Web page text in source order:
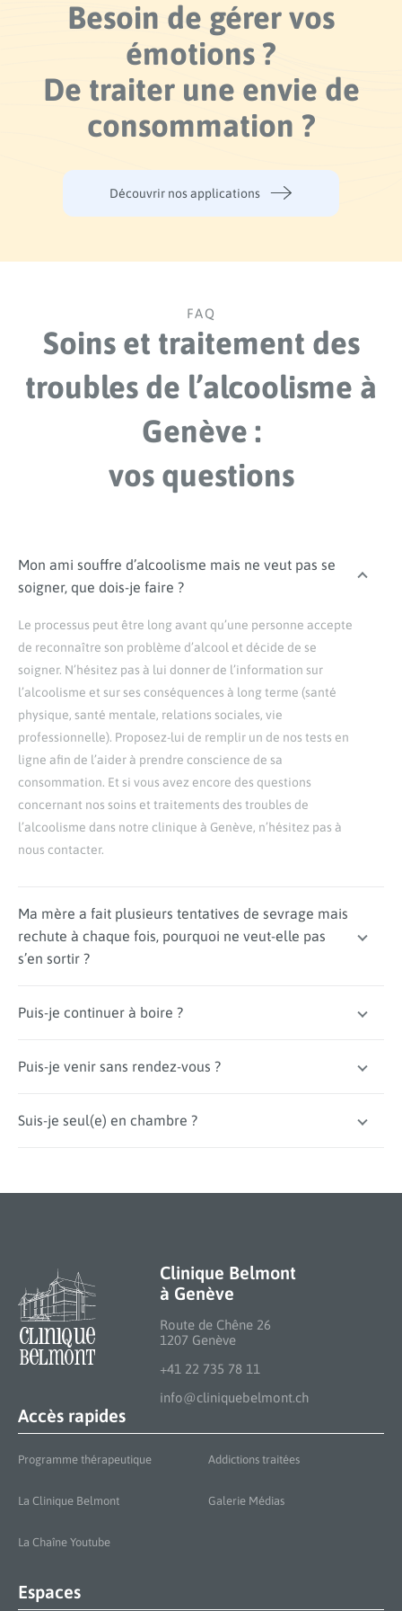
Besoin de gérer vos
émotions ?
De traiter une envie de
consommation ?
Découvrir nos applications
FAQ
Soins et traitement des
troubles de l’alcoolisme à
Genève :
vos questions
Mon ami souffre d’alcoolisme mais ne veut pas se
soigner, que dois-je faire ?
Le processus peut être long avant qu’une personne accepte
de reconnaître son problème d’alcool et décide de se
soigner. N’hésitez pas à lui donner de l’information sur
l’alcoolisme et sur ses conséquences à long terme (santé
physique, santé mentale, relations sociales, vie
professionnelle). Proposez-lui de remplir un de nos tests en
ligne afin de l’aider à prendre conscience de sa
consommation. Et si vous avez encore des questions
concernant nos soins et traitements des troubles de
l’alcoolisme dans notre clinique à Genève, n’hésitez pas à
nous contacter.
Ma mère a fait plusieurs tentatives de sevrage mais
rechute à chaque fois, pourquoi ne veut-elle pas
s’en sortir ?
Puis-je continuer à boire ?
Puis-je venir sans rendez-vous ?
Suis-je seul(e) en chambre ?
Clinique Belmont
à Genève
Route de Chêne 26
1207 Genève
+41 22 735 78 11
info@cliniquebelmont.ch
Accès rapides
Programme thérapeutique Addictions traitées
La Clinique Belmont Galerie Médias
La Chaîne Youtube
Espaces